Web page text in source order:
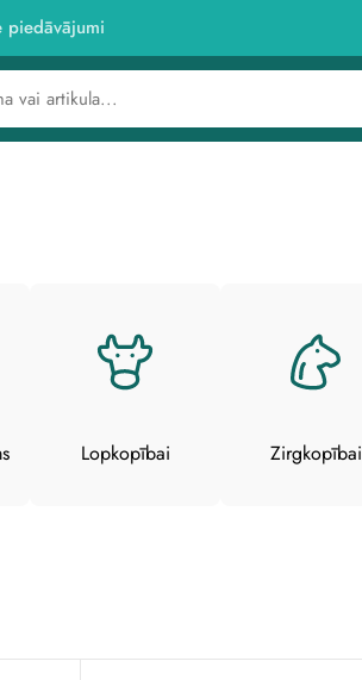
piedāvājumi
Lopkopībai Zirgkopībai